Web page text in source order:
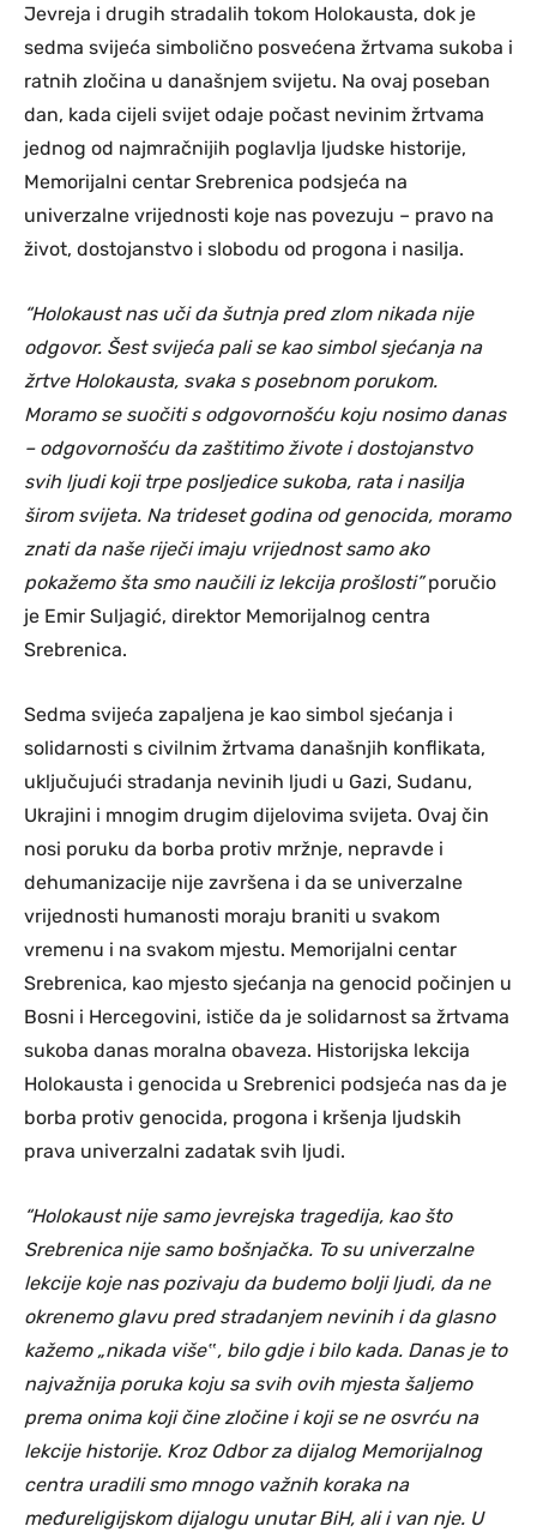
Jevreja i drugih stradalih tokom Holokausta, dok je
sedma svijeća simbolično posvećena žrtvama sukoba i
ratnih zločina u današnjem svijetu. Na ovaj poseban
dan, kada cijeli svijet odaje počast nevinim žrtvama
jednog od najmračnijih poglavlja ljudske historije,
Memorijalni centar Srebrenica podsjeća na
univerzalne vrijednosti koje nas povezuju – pravo na
život, dostojanstvo i slobodu od progona i nasilja.
“Holokaust nas uči da šutnja pred zlom nikada nije
odgovor. Šest svijeća pali se kao simbol sjećanja na
žrtve Holokausta, svaka s posebnom porukom.
Moramo se suočiti s odgovornošću koju nosimo danas
– odgovornošću da zaštitimo živote i dostojanstvo
svih ljudi koji trpe posljedice sukoba, rata i nasilja
širom svijeta. Na trideset godina od genocida, moramo
znati da naše riječi imaju vrijednost samo ako
pokažemo šta smo naučili iz lekcija prošlosti”poručio
je Emir Suljagić, direktor Memorijalnog centra
Srebrenica.
Sedma svijeća zapaljena je kao simbol sjećanja i
solidarnosti s civilnim žrtvama današnjih konflikata,
uključujući stradanja nevinih ljudi u Gazi, Sudanu,
Ukrajini i mnogim drugim dijelovima svijeta. Ovaj čin
nosi poruku da borba protiv mržnje, nepravde i
dehumanizacije nije završena i da se univerzalne
vrijednosti humanosti moraju braniti u svakom
vremenu i na svakom mjestu. Memorijalni centar
Srebrenica, kao mjesto sjećanja na genocid počinjen u
Bosni i Hercegovini, ističe da je solidarnost sa žrtvama
sukoba danas moralna obaveza. Historijska lekcija
Holokausta i genocida u Srebrenici podsjeća nas da je
borba protiv genocida, progona i kršenja ljudskih
prava univerzalni zadatak svih ljudi.
“Holokaust nije samo jevrejska tragedija, kao što
Srebrenica nije samo bošnjačka. To su univerzalne
lekcije koje nas pozivaju da budemo bolji ljudi, da ne
okrenemo glavu pred stradanjem nevinih i da glasno
kažemo „nikada više‟, bilo gdje i bilo kada. Danas je to
najvažnija poruka koju sa svih ovih mjesta šaljemo
prema onima koji čine zločine i koji se ne osvrću na
lekcije historije. Kroz Odbor za dijalog Memorijalnog
centra uradili smo mnogo važnih koraka na
međureligijskom dijalogu unutar BiH, ali i van nje. U